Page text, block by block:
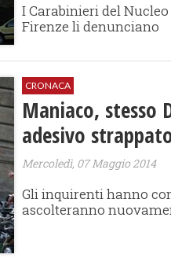
I Carabinieri del
Firenze li denunciano
CRONACA
Maniaco, stesso
adesivo
Mercoledì, 07 Maggio 2014
​Gli inquirenti hanno
ascolteranno